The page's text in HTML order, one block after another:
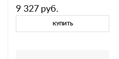
9 327 руб.
КУПИТЬ